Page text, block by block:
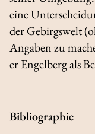
eine
der Gebirgswelt
Angaben zu
er Engelberg als
Bibliographie